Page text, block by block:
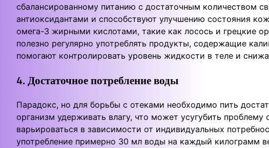
сбалансированному питанию с достаточным количеством
антиоксидантами и способствуют улучшению состояния
омега-3 жирными кислотами, такие как лосось и грецкие
полезно регулярно употреблять продукты, содержащие
помогают контролировать уровень жидкости в теле и
4. Достаточное потребление воды
Парадокс, но для борьбы с отеками необходимо пить
организм удерживать влагу, что может усугубить проблему
варьироваться в зависимости от индивидуальных
употребление примерно 30 мл воды на каждый килограмм